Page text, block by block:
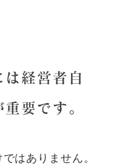
経営者自
要です。
はありません。